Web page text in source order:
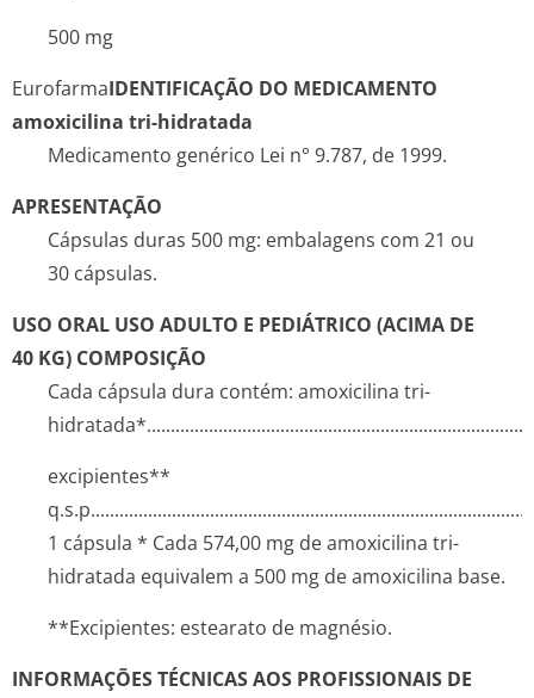
500 mg
EurofarmaIDENTIFICAÇÃO DO MEDICAMENTO
amoxicilina tri-hidratada
Medicamento genérico Lei n° 9.787, de 1999.
APRESENTAÇÃO
Cápsulas duras 500 mg: embalagens com 21 ou
30 cápsulas.
USO ORAL USO ADULTO E PEDIÁTRICO (ACIMA DE
40 KG) COMPOSIÇÃO
Cada cápsula dura contém: amoxicilina tri-
excipientes**
1 cápsula * Cada 574,00 mg de amoxicilina tri-
hidratada equivalem a 500 mg de amoxicilina base.
**Excipientes: estearato de magnésio.
INFORMAÇÕES TÉCNICAS AOS PROFISSIONAIS DE